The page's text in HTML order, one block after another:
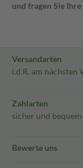
und fragen Sie
Versandarten
i.d.R. am nächsten
Zahlarten
sicher und bequem
Bewerte uns